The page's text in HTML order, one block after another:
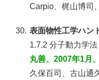
Carpio、梶山博司
30. 表面物性工学ハン
1.7.2 分子動力学法
丸善、2007年1月
久保百司、古山通